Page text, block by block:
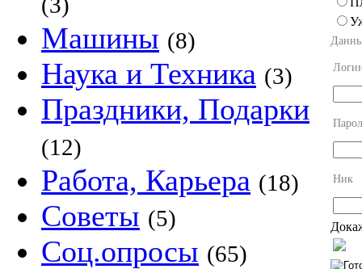
Машины (8)
Наука и Техника (3)
Праздники, Подарки
(12)
Работа, Карьера (18)
Советы (5)
Соц.опросы (65)
Ник